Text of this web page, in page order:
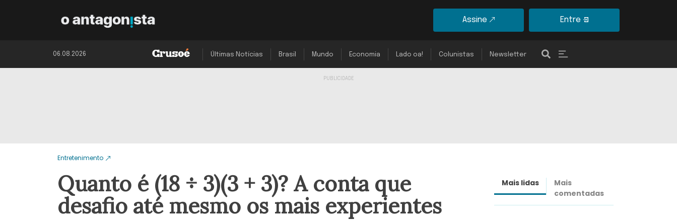
Assine Entre
06.08.2026 Últimas Notícias Brasil Mundo Economia Lado oa! Colunistas Newsletter
Entretenimento
Quanto é (18 ÷ 3)(3 + 3)? A conta que
desafio até mesmo os mais experientes
Mais lidas
Mais
comentadas